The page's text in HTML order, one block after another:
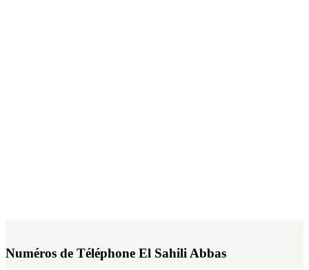
Numéros de Téléphone El Sahili Abbas